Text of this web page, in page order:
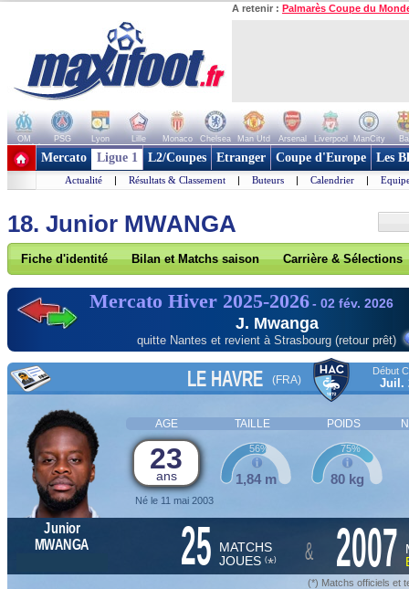
A retenir : Palmarès Coupe du
OM PSG Lyon Lille Monaco Chelsea Man Utd Arsenal Liverpool ManCity
+ de clubs
Mercato Ligue 1 L2/Coupes Etranger Coupe d'Europe Les
Actualité | Résultats & Classement | Buteurs | Calendrier |
18. Junior MWANGA
Fiche d'identité Bilan et Matchs saison Carrière & Sélections
Mercato Hiver 2025-2026- 02 fév. 2026
J. Mwanga
quitte Nantes et revient à Strasbourg (retour prêt)
LE HAVRE (FRA)
Début
Juil.
AGE TAILLE POIDS
23
ans
Né le 11 mai 2003
1,84 m
56%
80 kg
75%
Junior
MWANGA
25
MATCHS
JOUES (*) & 2007
(*) Matchs officiels et